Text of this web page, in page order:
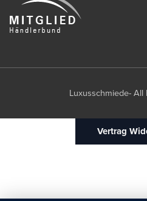
Luxusschmiede- All
Vertrag